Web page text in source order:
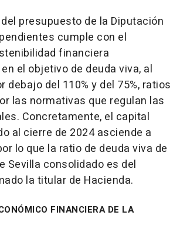
presupuesto de la Diputación
cumple con el
financiera
el objetivo de deuda viva, al
debajo del 110% y del 75%, ratios
las normativas que regulan las
Concretamente, el capital
al cierre de 2024 asciende a
lo que la ratio de deuda viva de
Sevilla consolidado es del
la titular de Hacienda.
FINANCIERA DE LA